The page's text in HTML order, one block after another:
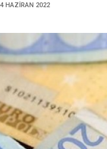
HAZIRAN 2022